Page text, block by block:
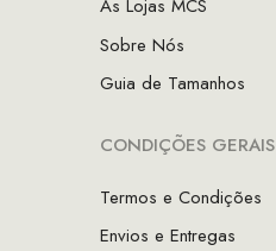
As Lojas MCS
Sobre Nós
Guia de Tamanhos
CONDIÇÕES GERAIS
Termos e Condições
Envios e Entregas